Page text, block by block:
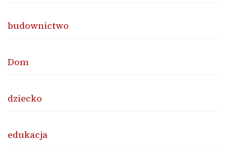
budownictwo
Dom
dziecko
edukacja